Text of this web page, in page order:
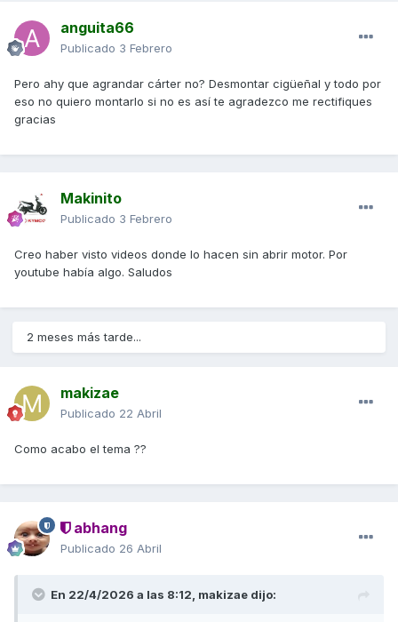
anguita66
Publicado 3 Febrero
Pero ahy que agrandar cárter no? Desmontar cigüeñal y todo por
eso no quiero montarlo si no es así te agradezco me rectifiques
gracias
Makinito
Publicado 3 Febrero
Creo haber visto videos donde lo hacen sin abrir motor. Por
youtube había algo. Saludos
2 meses más tarde...
makizae
Publicado 22 Abril
Como acabo el tema ??
abhang
Publicado 26 Abril
En 22/4/2026 a las 8:12, makizae dijo: